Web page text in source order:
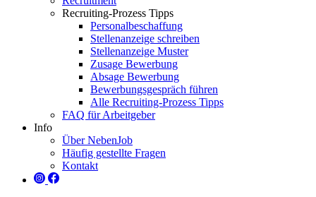
Recruiting-Prozess Tipps
Personalbeschaffung
Stellenanzeige schreiben
Stellenanzeige Muster
Zusage Bewerbung
Absage Bewerbung
Bewerbungsgespräch führen
Alle Recruiting-Prozess Tipps
FAQ für Arbeitgeber
Info
Über NebenJob
Häufig gestellte Fragen
Kontakt